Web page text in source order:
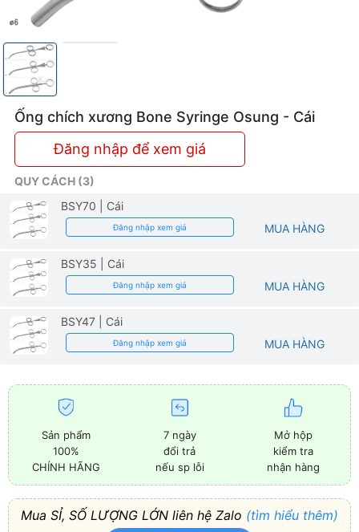
Ống chích xương Bone Syringe Osung - Cái
Đăng nhập để xem giá
QUY CÁCH (3)
BSY70
| Cái
Đăng nhập xem giá MUA HÀNG
BSY35 | Cái
Đăng nhập xem giá MUA HÀNG
BSY47 | Cái
Đăng nhập xem giá MUA HÀNG
Sản phẩm
100%
CHÍNH HÃNG
7 ngày
đổi trả
nếu sp lỗi
Mở hộp
kiểm tra
nhận hàng
Mua SỈ, SỐ LƯỢNG LỚN liên hệ Zalo (tìm hiểu thêm)